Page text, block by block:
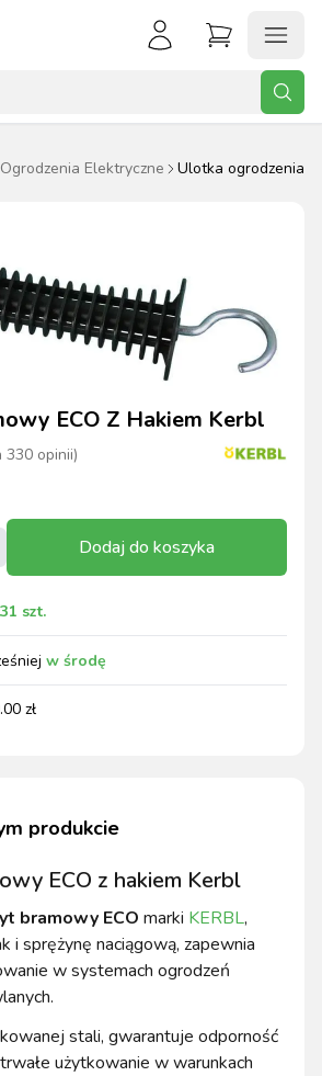
Ogrodzenia Elektryczne Ulotka ogrodzenia
ECO Z Hakiem Kerbl
330 opinii)
Dodaj do koszyka
szt.
w środę
zł
produkcie
ECO z hakiem Kerbl
bramowy ECO marki KERBL,
i sprężynę naciągową, zapewnia
w systemach ogrodzeń
stali, gwarantuje odporność
użytkowanie w warunkach